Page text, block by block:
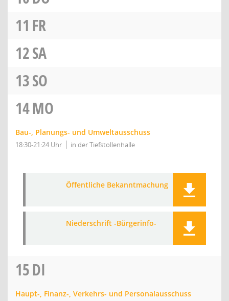
11 FR
12SA
13SO
14MO
Bau-, Planungs- und Umweltausschuss
18:30-21:24 Uhr in der Tiefstollenhalle
Öffentliche Bekanntmachung
Niederschrift -Bürgerinfo-
15DI
Haupt-, Finanz-, Verkehrs- und Personalausschuss